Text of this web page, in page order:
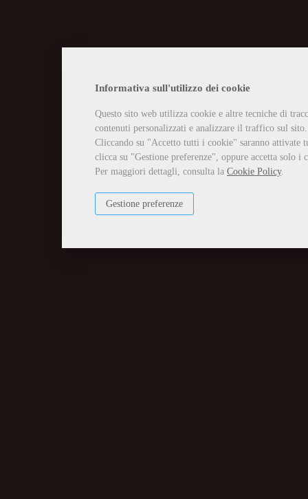
Informativa sull'utilizzo dei cookie
Questo sito web utilizza cookie e altre tecniche di
contenuti personalizzati e analizzare il traffico sul sito.
Cliccando su "Accetto tutti i cookie" saranno attivate
clicca su "Gestione preferenze", oppure accetta solo
Per maggiori dettagli, consulta la Cookie Policy.
Gestione preferenze
CHIUSURA
Vi informiamo che la casa
Tutti gli ordini ricevuti in tali
Per qualsiasi necessità